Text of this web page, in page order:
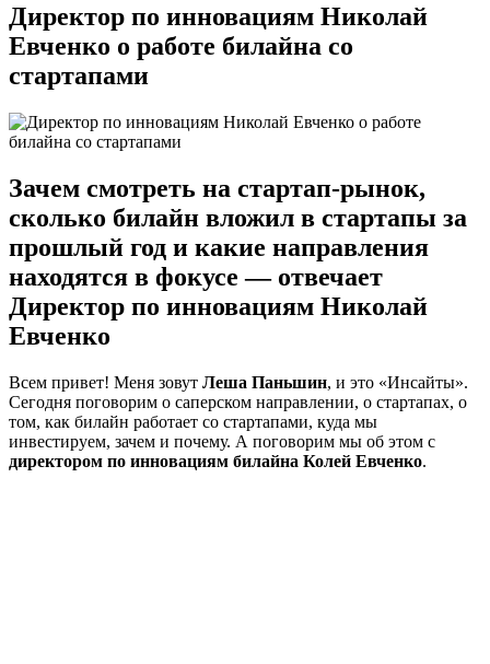
Директор по инновациям Николай
Евченко о работе билайна со
стартапами
Зачем смотреть на стартап-рынок,
сколько билайн вложил в стартапы за
прошлый год и какие направления
находятся в фокусе — отвечает
Директор по инновациям Николай
Евченко
Всем привет! Меня зовут Леша Паньшин, и это «Инсайты».
Сегодня поговорим о саперском направлении, о стартапах, о
том, как билайн работает со стартапами, куда мы
инвестируем, зачем и почему. А поговорим мы об этом с
директором по инновациям билайна Колей Евченко.